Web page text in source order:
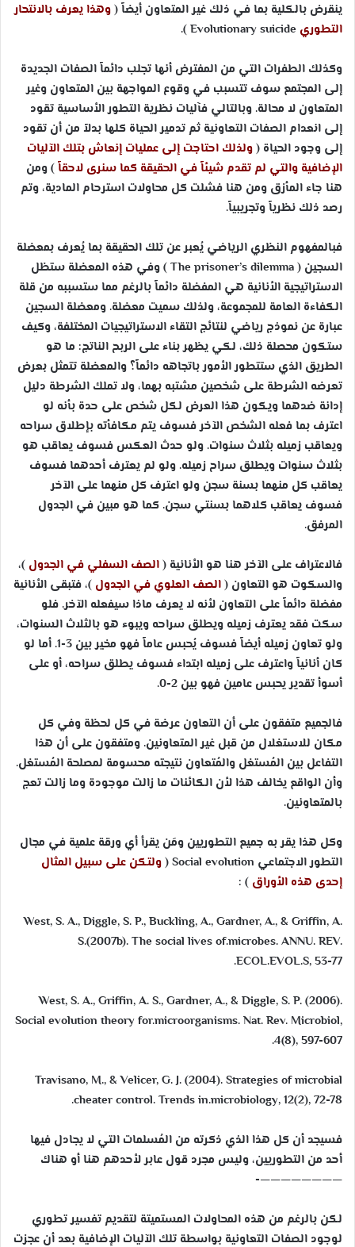
ينقرض بالكلية بما في ذلك غير المتعاون أيضاً (وهذا يعرف بالانتحار
التطوري Evolutionary suicide
).
وكذلك الطفرات التي من المفترض أنها تجلب دائماً الصفات الجديدة
إلى المجتمع سوف تتسبب في وقوع المواجهة بين المتعاون وغير
المتعاون لا محالة. وبالتالي فآليات نظرية التطور الأساسية تقود
إلى انعدام الصفات التعاونية ثم تدمير الحياة كلها بدلاً من أن تقود
إلى وجود الحياة (ولذلك احتاجت إلى عمليات إنعاش بتلك الآليات
الإضافية والتي لم تقدم شيئاً في الحقيقة كما سنرى لاحقاً) ومن
هنا جاء المأزق ومن هنا فشلت كل محاولات استرحام المادية، وتم
رصد ذلك نظرياً وتجريبياً.
فبالمفهوم النظري الرياضي يُعبر عن تلك الحقيقة بما يُعرف بمعضلة
السجين (The prisoner’s dilemma) وفي هذه المعضلة ستظل
الاستراتيجية الأنانية هي المفضلة دائماً بالرغم مما ستسببه من قلة
الكفاءة العامة للمجموعة، ولذلك سميت معضلة. ومعضلة السجين
عبارة عن نموذج رياضي لنتائج التقاء الاستراتيجيات المختلفة، وكيف
ستكون محصلة ذلك، لكي يظهر بناء على الربح الناتج: ما هو
الطريق الذي ستتطور الأمور باتجاهه دائماً؟ والمعضلة تتمثل بعرض
تعرضه الشرطة على شخصين مشتبه بهما، ولا تملك الشرطة دليل
إدانة ضدهما ويكون هذا العرض لكل شخص على حدة بأنه لو
اعترف بما فعله الشخص الآخر فسوف يتم مكافأته بإطلاق سراحه
ويعاقب زميله بثلاث سنوات. ولو حدث العكس فسوف يعاقب هو
بثلاث سنوات ويطلق سراح زميله. ولو لم يعترف أحدهما فسوف
يعاقب كل منهما بسنة سجن ولو اعترف كل منهما على الآخر
فسوف يعاقب كلاهما بسنتي سجن. كما هو مبين في الجدول
المرفق.
فالاعتراف على الآخر هنا هو الأنانية (الصف السفلي في الجدول )،
والسكوت هو التعاون (الصف العلوي في الجدول )، فتبقى الأنانية
مفضلة دائماً على التعاون لأنه لا يعرف ماذا سيفعله الآخر. فلو
سكت فقد يعترف زميله ويطلق سراحه ويبوء هو بالثلاث السنوات،
ولو تعاون زميله أيضاً فسوف يُحبس عاماً فهو مخير بين 3-1. أما لو
كان أنانياً واعترف على زميله ابتداء فسوف يطلق سراحه، أو على
أسوأ تقدير يحبس عامين فهو بين 2-0.
فالجميع متفقون على أن التعاون عرضة في كل لحظة وفي كل
مكان للاستغلال من قبل غير المتعاونين. ومتفقون على أن هذا
التفاعل بين المُستغل والمُتعاون نتيجته محسومة لمصلحة المُستغل.
وأن الواقع يخالف هذا لأن الكائنات ما زالت موجودة وما زالت تعج
بالمتعاونين.
وكل هذا يقر به جميع التطوريين ومَن يقرأ أي ورقة علمية في مجال
التطور الاجتماعي Social evolution
(ولتكن على سبيل المثال
إحدى هذه الأوراق ) :
West, S. A., Diggle, S. P., Buckling, A., Gardner, A., & Griffin, A.
S.(2007b). The social lives of.microbes. ANNU. REV.
ECOL.EVOL.S, 53-77.
West, S. A., Griffin, A. S., Gardner, A., & Diggle, S. P. (2006).
Social evolution theory for.microorganisms. Nat. Rev. Microbiol,
4(8), 597-607.
Travisano, M., & Velicer, G. J. (2004). Strategies of microbial
cheater control. Trends in.microbiology, 12(2), 72-78.
فسيجد أن كل هذا الذي ذكرته من المُسلمات التي لا يجادل فيها
أحد من التطوريين، وليس مجرد قول عابر لأحدهم هنا أو هناك
————————-
لكن بالرغم من هذه المحاولات المستميتة لتقديم تفسير تطوري
لوجود الصفات التعاونية بواسطة تلك الآليات الإضافية بعد أن عجزت